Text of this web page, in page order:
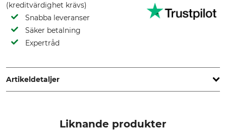
(kreditvärdighet krävs)
Snabba leveranser
Säker betalning
Expertråd
Artikeldetaljer
och 1800
Liknande produkter